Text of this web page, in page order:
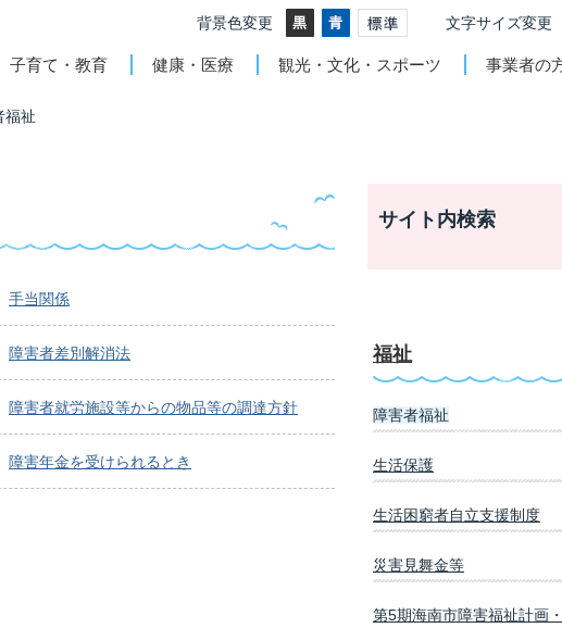
背景色変更 文字サイズ変更
子育て・教育 健康・医療 観光・文化・スポーツ 事業者の
福祉
手当関係
障害者差別解消法
障害者就労施設等からの物品等の調達方針
障害年金を受けられるとき
サイト内検索
福祉
障害者福祉
生活保護
生活困窮者自立支援制度
災害見舞金等
第5期海南市障害福祉計画